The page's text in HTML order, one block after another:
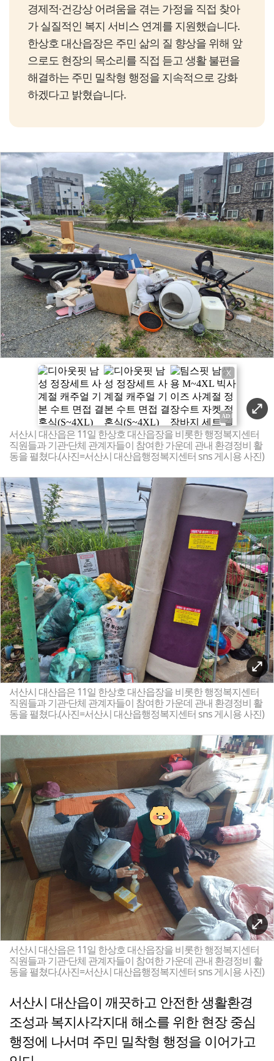
경제적·건강상 어려움을 겪는 가정을 직접 찾아
가 실질적인 복지 서비스 연계를 지원했습니다.
한상호 대산읍장은 주민 삶의 질 향상을 위해 앞
으로도 현장의 목소리를 직접 듣고 생활 불편을
해결하는 주민 밀착형 행정을 지속적으로 강화
하겠다고 밝혔습니다.
X
서산시 대산읍은 11일 한상호 대산읍장을 비롯한 행정복지센터
직원들과 기관·단체 관계자들이 참여한 가운데 관내 환경정비 활
동을 펼쳤다.(사진=서산시 대산읍행정복지센터 sns 게시용 사진)
서산시 대산읍은 11일 한상호 대산읍장을 비롯한 행정복지센터
직원들과 기관·단체 관계자들이 참여한 가운데 관내 환경정비 활
동을 펼쳤다.(사진=서산시 대산읍행정복지센터 sns 게시용 사진)
서산시 대산읍은 11일 한상호 대산읍장을 비롯한 행정복지센터
직원들과 기관·단체 관계자들이 참여한 가운데 관내 환경정비 활
동을 펼쳤다.(사진=서산시 대산읍행정복지센터 sns 게시용 사진)
서산시 대산읍이 깨끗하고 안전한 생활환경
조성과 복지사각지대 해소를 위한 현장 중심
행정에 나서며 주민 밀착형 행정을 이어가고